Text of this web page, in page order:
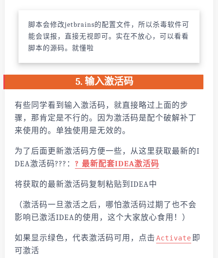
脚本会修改jetbrains的配置文件，所以杀毒软件可
能会误报，直接无视即可。实在不放心，可以看看
脚本的源码。就懂啦
5. 输入激活码
有些同学看到输入激活码，就直接略过上面的步
骤，那肯定是不行的。因为激活码是配个破解补丁
来使用的。单独使用是无效的。
为了后面更新激活码方便一些，从这里获取最新的I
DEA激活码?️?️?️： ? 最新配套IDEA激活码
将获取的最新激活码复制粘贴到IDEA中
（激活码一旦激活之后，哪怕激活码过期了也不会
影响已激活IDEA的使用，这个大家放心食用！）
如果显示绿色，代表激活码可用，点击 Activate 即
可激活